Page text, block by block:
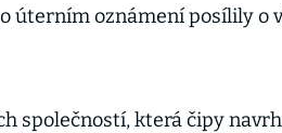
úterním oznámení posílily o
společností, která čipy